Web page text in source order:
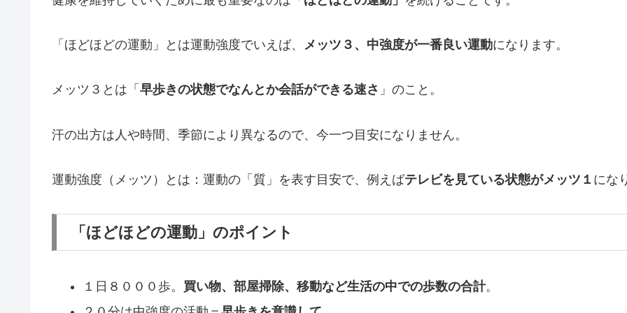
「ほどほどの運動」とは運動強度でいえば、 メッツ３、中強度が一番良い運動になります。
メッツ３とは「 早歩きの状態でなんとか会話ができる速さ 」のこと。
汗の出方は人や時間、季節により異なるので、今一つ目安になりません。
運動強度（メッツ）とは：運動の「質」を表す目安で、例えばテレビを見ている状態がメッツ１ にな
「ほどほどの運動」のポイント
１日８０００歩。 買い物、部屋掃除、移動など生活の中での歩数の合計。